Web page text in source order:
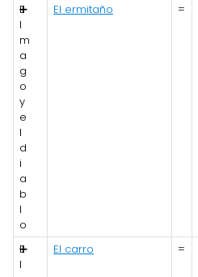
E
l
m
a
g
o
y
e
l
d
i
a
b
l
o
➕ El ermitaño =
E
l
➕ El carro =